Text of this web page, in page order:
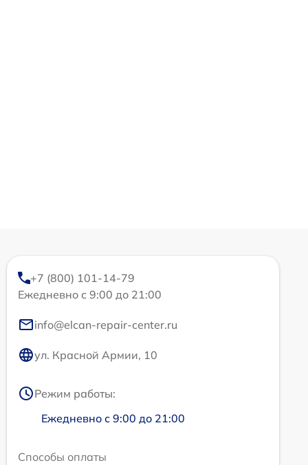
+7 (800) 101-14-79
Ежедневно с 9:00 до 21:00
info@elcan-repair-center.ru
ул. Красной Армии, 10
Режим работы:
Ежедневно с 9:00 до 21:00
Способы оплаты